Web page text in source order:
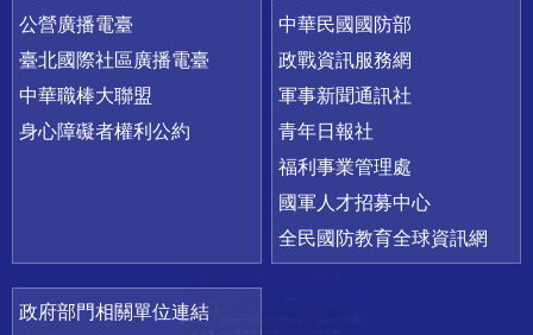
公營廣播電臺
臺北國際社區廣播電臺
中華職棒大聯盟
身心障礙者權利公約
中華民國國防部
政戰資訊服務網
軍事新聞通訊社
青年日報社
福利事業管理處
國軍人才招募中心
全民國防教育全球資訊網
政府部門相關單位連結